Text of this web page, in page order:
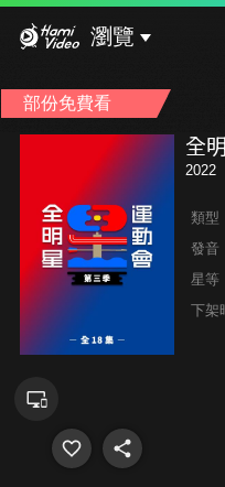
瀏覽
部份免費看
全
2022
類型
發音
星等
下架